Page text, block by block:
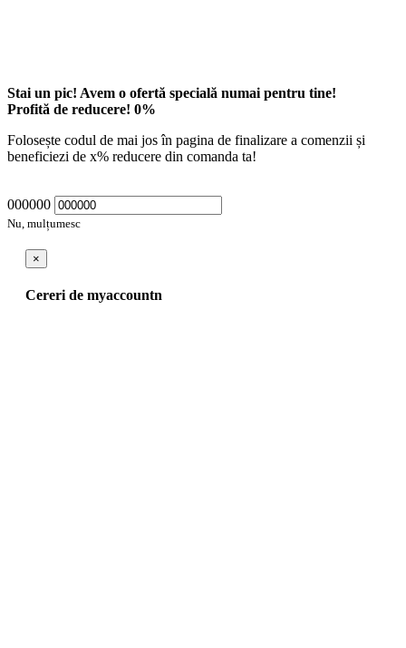
Stai un pic! Avem o ofertă specială numai pentru tine!
Profită de reducere! 0%
Folosește codul de mai jos în pagina de finalizare a comenzii și
beneficiezi de x% reducere din comanda ta!
000000
Nu, mulțumesc
×
Cereri de myaccountn